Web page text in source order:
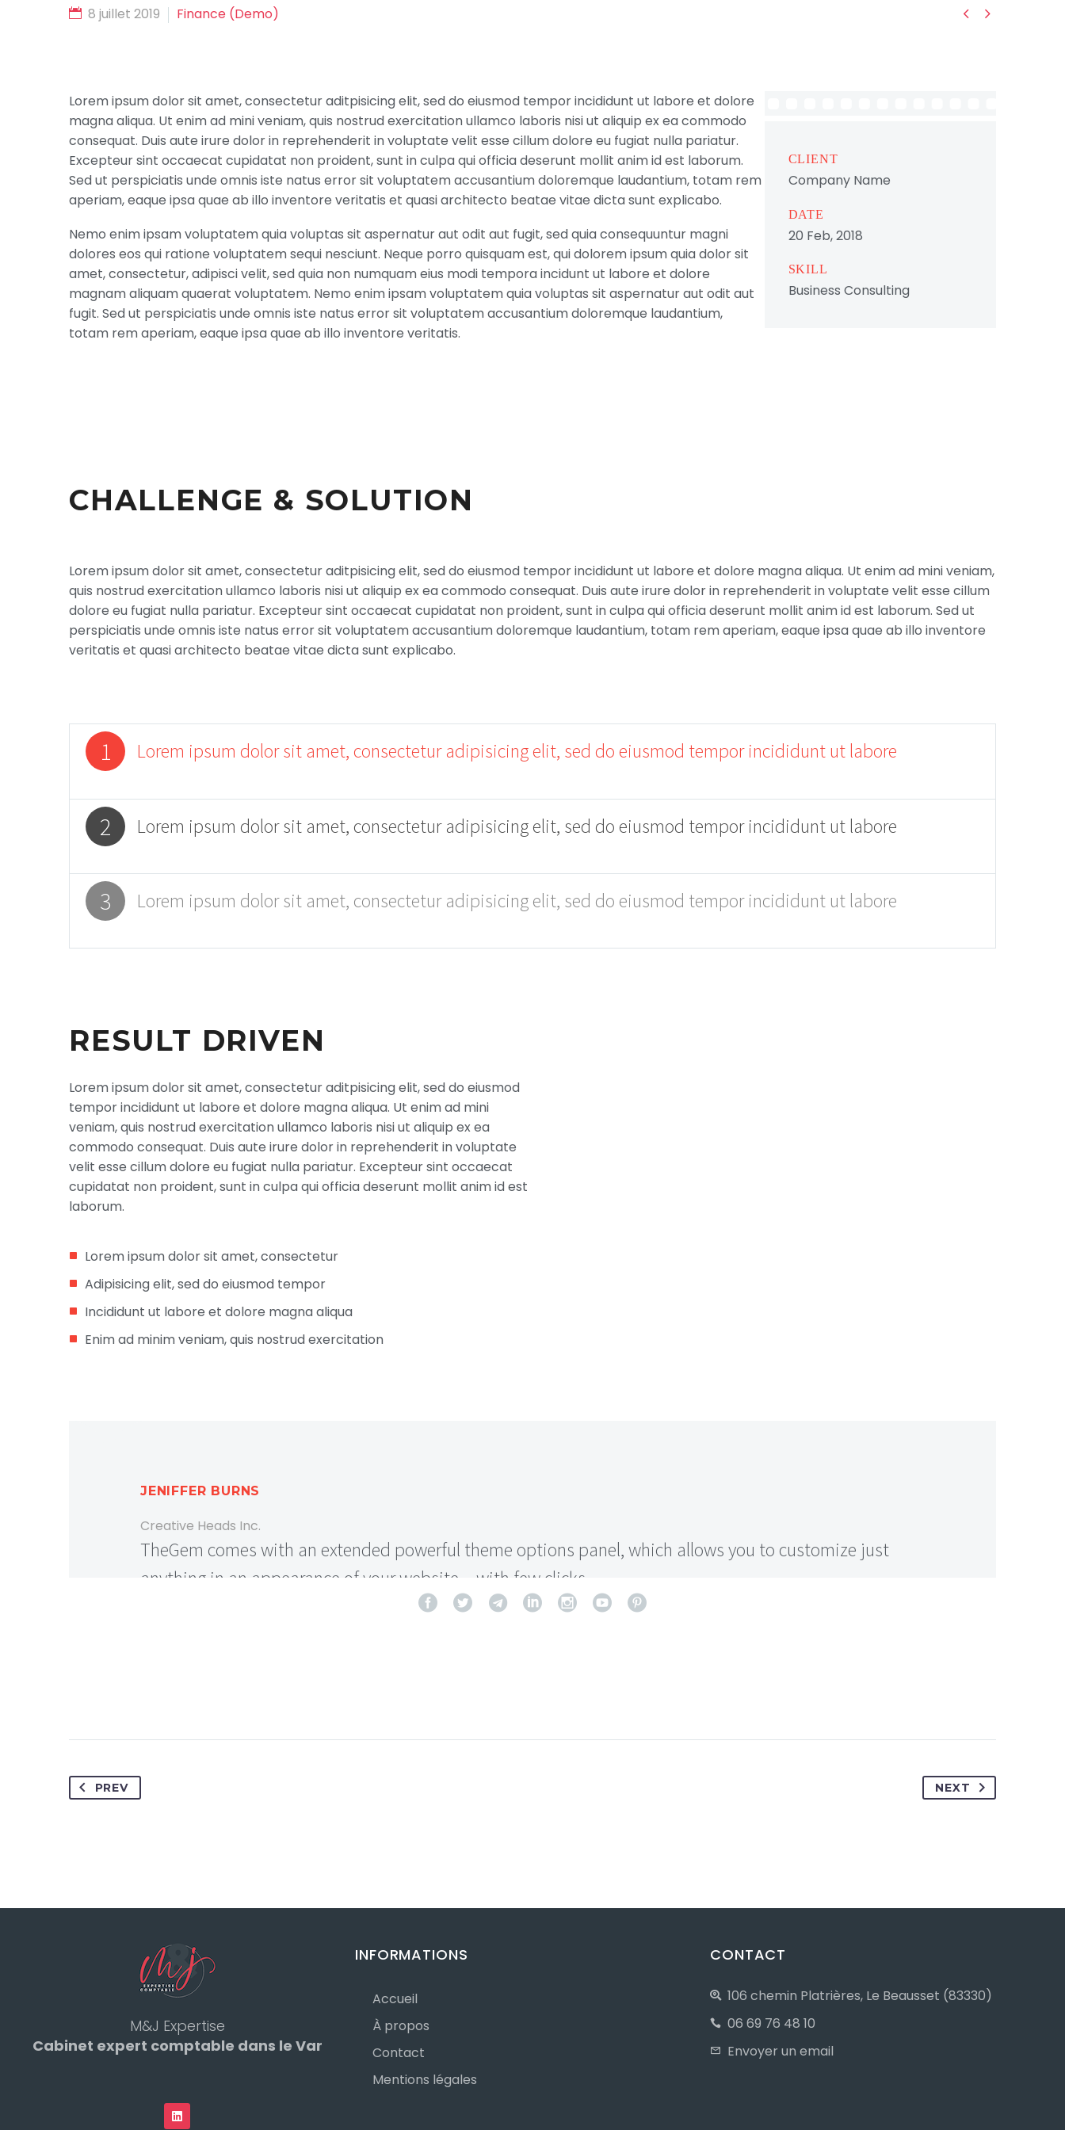
 
8 juillet 2019 Finance (Demo)
Lorem ipsum dolor sit amet, consectetur aditpisicing elit, sed do eiusmod tempor incididunt ut labore et dolore
magna aliqua. Ut enim ad mini veniam, quis nostrud exercitation ullamco laboris nisi ut aliquip ex ea commodo
consequat. Duis aute irure dolor in reprehenderit in voluptate velit esse cillum dolore eu fugiat nulla pariatur.
Excepteur sint occaecat cupidatat non proident, sunt in culpa qui officia deserunt mollit anim id est laborum.
Sed ut perspiciatis unde omnis iste natus error sit voluptatem accusantium doloremque laudantium, totam rem
aperiam, eaque ipsa quae ab illo inventore veritatis et quasi architecto beatae vitae dicta sunt explicabo.
Nemo enim ipsam voluptatem quia voluptas sit aspernatur aut odit aut fugit, sed quia consequuntur magni
dolores eos qui ratione voluptatem sequi nesciunt. Neque porro quisquam est, qui dolorem ipsum quia dolor sit
amet, consectetur, adipisci velit, sed quia non numquam eius modi tempora incidunt ut labore et dolore
magnam aliquam quaerat voluptatem. Nemo enim ipsam voluptatem quia voluptas sit aspernatur aut odit aut
fugit. Sed ut perspiciatis unde omnis iste natus error sit voluptatem accusantium doloremque laudantium,
totam rem aperiam, eaque ipsa quae ab illo inventore veritatis.
CLIENT
Company Name
DATE
20 Feb, 2018
SKILL
Business Consulting
CHALLENGE & SOLUTION
Lorem ipsum dolor sit amet, consectetur aditpisicing elit, sed do eiusmod tempor incididunt ut labore et dolore magna aliqua. Ut enim ad mini veniam,
quis nostrud exercitation ullamco laboris nisi ut aliquip ex ea commodo consequat. Duis aute irure dolor in reprehenderit in voluptate velit esse cillum
dolore eu fugiat nulla pariatur. Excepteur sint occaecat cupidatat non proident, sunt in culpa qui officia deserunt mollit anim id est laborum. Sed ut
perspiciatis unde omnis iste natus error sit voluptatem accusantium doloremque laudantium, totam rem aperiam, eaque ipsa quae ab illo inventore
veritatis et quasi architecto beatae vitae dicta sunt explicabo.
1 Lorem ipsum dolor sit amet, consectetur adipisicing elit, sed do eiusmod tempor incididunt ut labore
2 Lorem ipsum dolor sit amet, consectetur adipisicing elit, sed do eiusmod tempor incididunt ut labore
3 Lorem ipsum dolor sit amet, consectetur adipisicing elit, sed do eiusmod tempor incididunt ut labore
RESULT DRIVEN
Lorem ipsum dolor sit amet, consectetur aditpisicing elit, sed do eiusmod
tempor incididunt ut labore et dolore magna aliqua. Ut enim ad mini
veniam, quis nostrud exercitation ullamco laboris nisi ut aliquip ex ea
commodo consequat. Duis aute irure dolor in reprehenderit in voluptate
velit esse cillum dolore eu fugiat nulla pariatur. Excepteur sint occaecat
cupidatat non proident, sunt in culpa qui officia deserunt mollit anim id est
laborum.
Lorem ipsum dolor sit amet, consectetur
Adipisicing elit, sed do eiusmod tempor
Incididunt ut labore et dolore magna aliqua
Enim ad minim veniam, quis nostrud exercitation
JENIFFER BURNS
Creative Heads Inc.
TheGem comes with an extended powerful theme options panel, which allows you to customize just
anything in an appearance of your website – with few clicks.
PREV NEXT
M&J Expertise
Cabinet expert comptable dans le Var
INFORMATIONS
Accueil
À propos
Contact
Mentions légales
CONTACT
106 chemin Platrières, Le Beausset (83330)
06 69 76 48 10
Envoyer un email